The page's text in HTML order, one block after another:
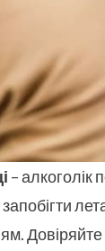
– алкоголік